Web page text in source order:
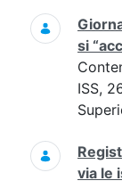
si
ISS,
via le